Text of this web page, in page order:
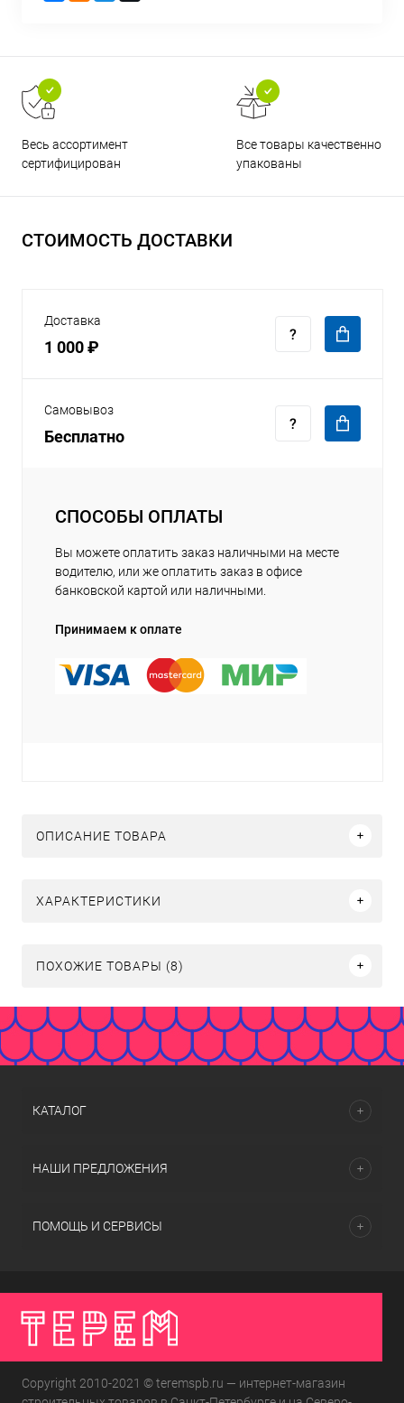
Весь ассортимент
сертифицирован
Все товары качественно
упакованы
СТОИМОСТЬ ДОСТАВКИ
Доставка
1 000 ₽
Самовывоз
Бесплатно
СПОСОБЫ ОПЛАТЫ
Вы можете оплатить заказ наличными на месте
водителю, или же оплатить заказ в офисе
банковской картой или наличными.
Принимаем к оплате
ОПИСАНИЕ ТОВАРА
ХАРАКТЕРИСТИКИ
ПОХОЖИЕ ТОВАРЫ (8)
КАТАЛОГ
НАШИ ПРЕДЛОЖЕНИЯ
ПОМОЩЬ И СЕРВИСЫ
Copyright 2010-2021 © teremspb.ru — интернет-магазин